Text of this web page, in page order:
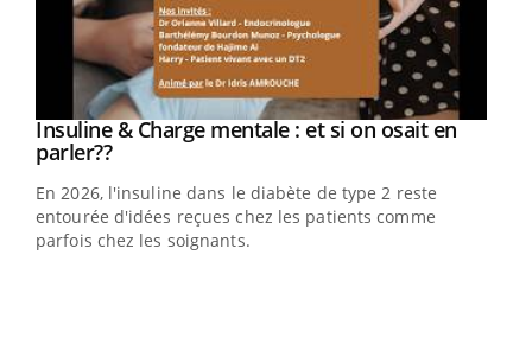
Youtube
Insuline & Charge mentale : et si on osait en
parler??Youtube
En 2026, l'insuline dans le diabète de type 2 reste
entourée d'idées reçues chez les patients comme
parfois chez les soignants.
Youtube
Eczéma Chronique des Mains : se préparer
pour l’été ! Youtube
L'été arrive… et avec lui, un tout nouveau rythme de vie !
Vacances, plage, piscine, soleil, activités en plein air…
Nos mains sont ...